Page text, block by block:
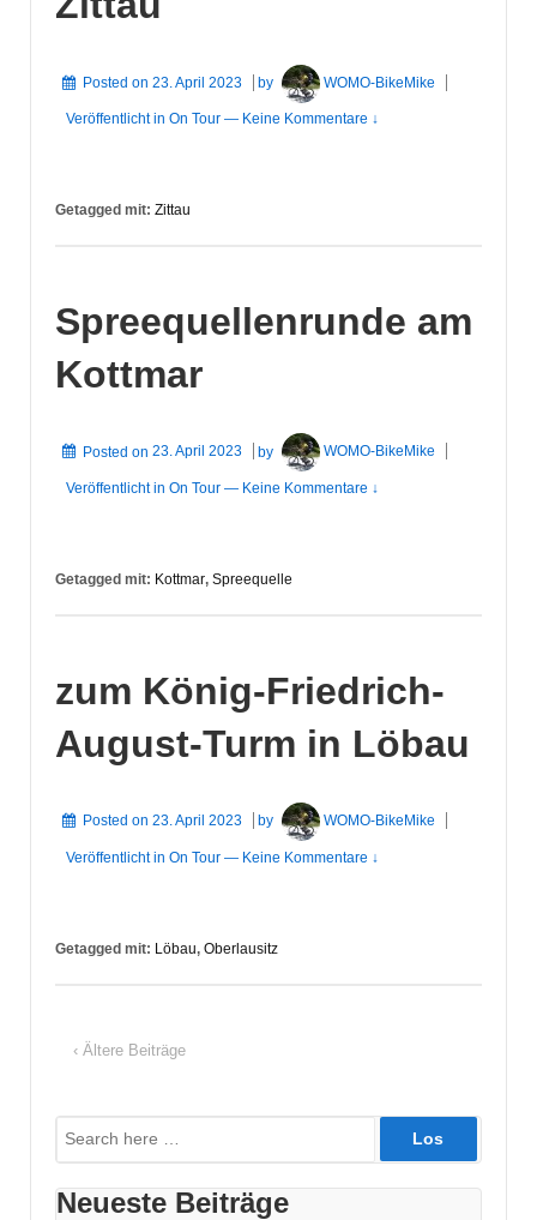
Posted on 23. April 2023 by WOMO-BikeMike
Veröffentlicht in On Tour — Keine Kommentare ↓
Getagged mit: Zittau
Spreequellenrunde am
Kottmar
Posted on 23. April 2023 by WOMO-BikeMike
Veröffentlicht in On Tour — Keine Kommentare ↓
Getagged mit: Kottmar, Spreequelle
zum König-Friedrich-
August-Turm in Löbau
Posted on 23. April 2023 by WOMO-BikeMike
Veröffentlicht in On Tour — Keine Kommentare ↓
Getagged mit: Löbau, Oberlausitz
‹ Ältere Beiträge
Suche
nach:
Neueste Beiträge